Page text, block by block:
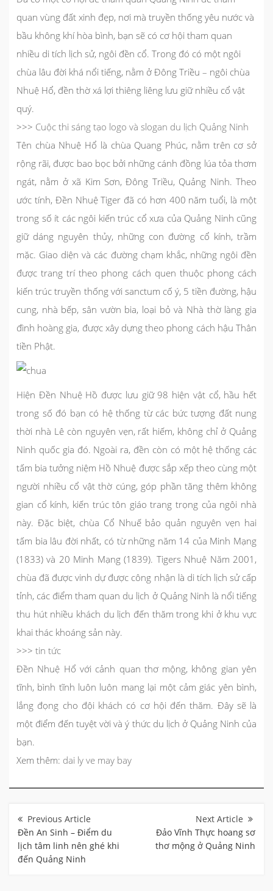
quan vùng đất xinh đẹp, nơi mà truyền thống yêu nước và
bầu không khí hòa bình, bạn sẽ có cơ hội tham quan
nhiều di tích lịch sử, ngôi đền cổ. Trong đó có một ngôi
chùa lâu đời khá nổi tiếng, nằm ở Đông Triều – ngôi chùa
Nhuệ Hổ, đền thờ xá lợi thiêng liêng lưu giữ nhiều cổ vật
quý.
>>> Cuộc thi sáng tạo logo và slogan du lịch Quảng Ninh
Tên chùa Nhuệ Hổ là chùa Quang Phúc, nằm trên cơ sở
rộng rãi, được bao bọc bởi những cánh đồng lúa tỏa thơm
ngát, nằm ở xã Kim Sơn, Đông Triều, Quảng Ninh. Theo
ước tính, Đền Nhuệ Tiger đã có hơn 400 năm tuổi, là một
trong số ít các ngôi kiến trúc cổ xưa của Quảng Ninh cũng
giữ dáng nguyên thủy, những con đường cổ kính, trầm
mặc. Giao diện và các đường chạm khắc, những ngôi đền
được trang trí theo phong cách quen thuộc phong cách
kiến trúc truyền thống với sanctum cố ý, 5 tiền đường, hậu
cung, nhà bếp, sân vườn bia, loại bỏ và Nhà thờ làng gia
đình hoàng gia, được xây dựng theo phong cách hậu Thân
tiền Phật.
Hiện Đền Nhuệ Hồ được lưu giữ 98 hiện vật cổ, hầu hết
trong số đó bạn có hệ thống từ các bức tượng đất nung
thời nhà Lê còn nguyên vẹn, rất hiếm, không chỉ ở Quảng
Ninh quốc gia đó. Ngoài ra, đền còn có một hệ thống các
tấm bia tưởng niệm Hồ Nhuệ được sắp xếp theo cùng một
người nhiều cổ vật thờ cúng, góp phần tăng thêm không
gian cổ kính, kiến trúc tôn giáo trang trọng của ngôi nhà
này. Đặc biệt, chùa Cổ Nhuế bảo quản nguyên vẹn hai
tấm bia lâu đời nhất, có từ những năm 14 của Minh Mạng
(1833) và 20 Minh Mạng (1839). Tigers Nhuệ Năm 2001,
chùa đã được vinh dự được công nhận là di tích lịch sử cấp
tỉnh, các điểm tham quan du lịch ở Quảng Ninh là nổi tiếng
thu hút nhiều khách du lịch đến thăm trong khi ở khu vực
khai thác khoáng sản này.
>>> tin tức
Đền Nhuệ Hổ với cảnh quan thơ mộng, không gian yên
tĩnh, bình tĩnh luôn luôn mang lại một cảm giác yên bình,
lắng đọng cho đội khách có cơ hội đến thăm. Đây sẽ là
một điểm đến tuyệt vời và ý thức du lịch ở Quảng Ninh của
bạn.
Xem thêm: dai ly ve may bay
hướng
bài
viết
Đền An Sinh – Điểm du
lịch tâm linh nên ghé khi
đến Quảng Ninh
Đảo Vĩnh Thực hoang sơ
thơ mộng ở Quảng Ninh